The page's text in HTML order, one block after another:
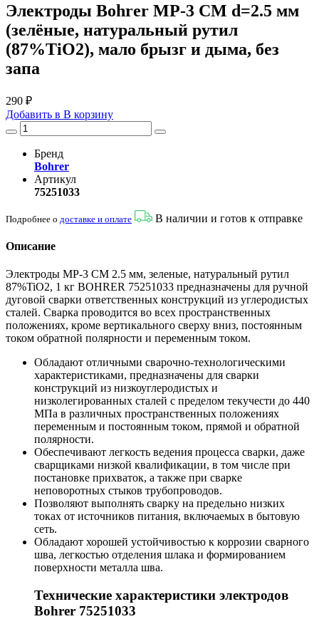
Электроды Bohrer МР-3 СМ d=2.5 мм
(зелёные, натуральный рутил
(87%TiO2), мало брызг и дыма, без
запа
290 ₽
Добавить в В корзину
Бренд
Bohrer
Артикул
75251033
Подробнее о доставке и оплате В наличии и готов к отправке
Описание
Электроды МР-3 СМ 2.5 мм, зеленые, натуральный рутил
87%TiO2, 1 кг BOHRER 75251033 предназначены для ручной
дуговой сварки ответственных конструкций из углеродистых
сталей. Сварка проводится во всех пространственных
положениях, кроме вертикального сверху вниз, постоянным
током обратной полярности и переменным током.
Обладают отличными сварочно-технологическими
характеристиками, предназначены для сварки
конструкций из низкоуглеродистых и
низколегированных сталей с пределом текучести до 440
МПа в различных пространственных положениях
переменным и постоянным током, прямой и обратной
полярности.
Обеспечивают легкость ведения процесса сварки, даже
сварщиками низкой квалификации, в том числе при
постановке прихваток, а также при сварке
неповоротных стыков трубопроводов.
Позволяют выполнять сварку на предельно низких
токах от источников питания, включаемых в бытовую
сеть.
Обладают хорошей устойчивостью к коррозии сварного
шва, легкостью отделения шлака и формированием
поверхности металла шва.
Технические характеристики электродов
Bohrer 75251033